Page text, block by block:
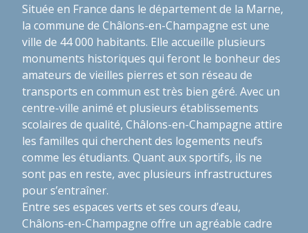
Située en France dans le département de la Marne,
la commune de Châlons-en-Champagne est une
ville de 44 000 habitants. Elle accueille plusieurs
monuments historiques qui feront le bonheur des
amateurs de vieilles pierres et son réseau de
transports en commun est très bien géré. Avec un
centre-ville animé et plusieurs établissements
scolaires de qualité, Châlons-en-Champagne attire
les familles qui cherchent des logements neufs
comme les étudiants. Quant aux sportifs, ils ne
sont pas en reste, avec plusieurs infrastructures
pour s’entraîner.
Entre ses espaces verts et ses cours d’eau,
Châlons-en-Champagne offre un agréable cadre